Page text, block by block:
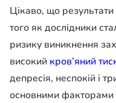
Цікаво, що результати
того як дослідники
ризику виникнення
високий кров’яний
депресія, неспокій і
основними